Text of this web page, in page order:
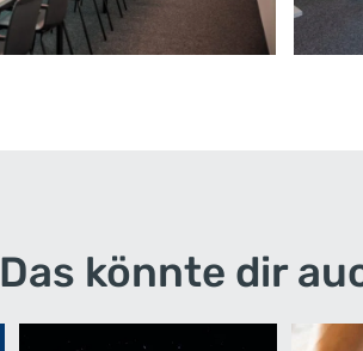
Das könnte dir